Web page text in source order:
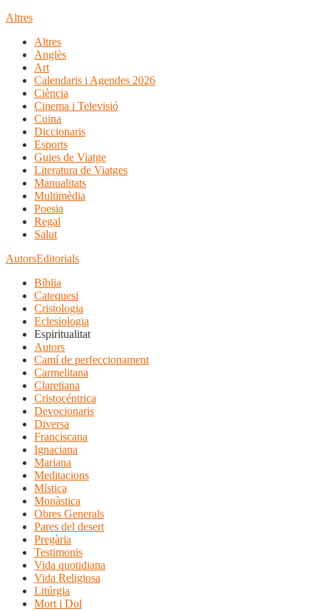
Altres
Altres
Anglès
Art
Calendaris i Agendes 2026
Ciència
Cinema i Televisió
Cuina
Diccionaris
Esports
Guies de Viatge
Literatura de Viatges
Manualitats
Multimèdia
Poesia
Regal
Salut
AutorsEditorials
Bíblia
Catequesi
Cristologia
Eclesiologia
Espiritualitat
Autors
Camí de perfeccionament
Carmelitana
Claretiana
Cristocéntrica
Devocionaris
Diversa
Franciscana
Ignaciana
Mariana
Meditacions
Mística
Monàstica
Obres Generals
Pares del desert
Pregària
Testimonis
Vida quotidiana
Vida Religiosa
Litúrgia
Mort i Dol